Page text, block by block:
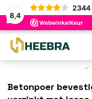
8,4
2344
Betonpoer